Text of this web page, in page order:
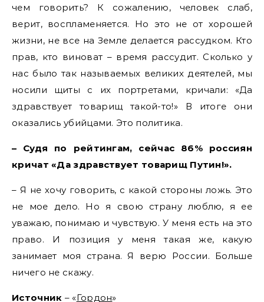
чем говорить? К сожалению, человек слаб,
верит, воспламеняется. Но это не от хорошей
жизни, не все на Земле делается рассудком. Кто
прав, кто виноват – время рассудит. Сколько у
нас было так называемых великих деятелей, мы
носили щиты с их портретами, кричали: «Да
здравствует товарищ такой-то!» В итоге они
оказались убийцами. Это политика.
– Судя по рейтингам, сейчас 86% россиян
кричат «Да здравствует товарищ Путин!».
– Я не хочу говорить, с какой стороны ложь. Это
не мое дело. Но я свою страну люблю, я ее
уважаю, понимаю и чувствую. У меня есть на это
право. И позиция у меня такая же, какую
занимает моя страна. Я верю России. Больше
ничего не скажу.
Источник – «Гордон»